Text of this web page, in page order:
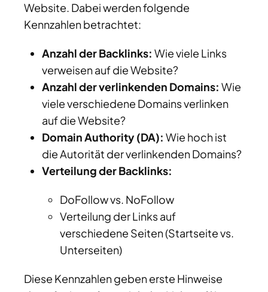
Website. Dabei werden folgende
Kennzahlen betrachtet:
Anzahl der Backlinks: Wie viele Links
verweisen auf die Website?
Anzahl der verlinkenden Domains: Wie
viele verschiedene Domains verlinken
auf die Website?
Domain Authority (DA): Wie hoch ist
die Autorität der verlinkenden Domains?
Verteilung der Backlinks:
DoFollow vs. NoFollow
Verteilung der Links auf
verschiedene Seiten (Startseite vs.
Unterseiten)
Diese Kennzahlen geben erste Hinweise